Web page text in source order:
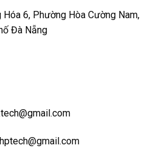
6, Phường Hòa Cường Nam,
Đà Nẵng